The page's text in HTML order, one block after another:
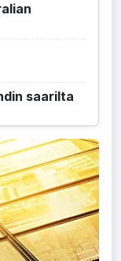
saarilta